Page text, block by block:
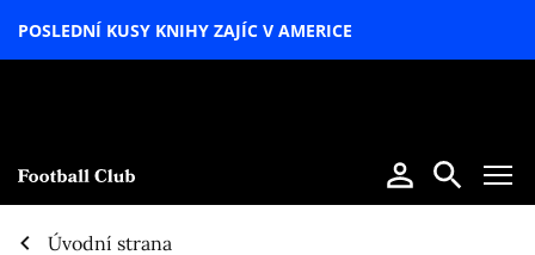
POSLEDNÍ KUSY KNIHY ZAJÍC V AMERICE
Úvodní strana